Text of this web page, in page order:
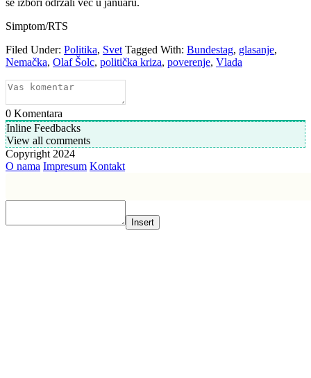
se izbori održali već u januaru.
Simptom/RTS
Filed Under: Politika, Svet Tagged With: Bundestag, glasanje,
Nemačka, Olaf Šolc, politička kriza, poverenje, Vlada
0 Komentara
Inline Feedbacks
View all comments
Copyright 2024
O nama Impresum Kontakt
Insert